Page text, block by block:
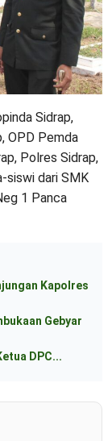
Sidrap,
OPD Pemda
Polres Sidrap,
siswi dari SMK
1 Panca
Kapolres
Gebyar
DPC...